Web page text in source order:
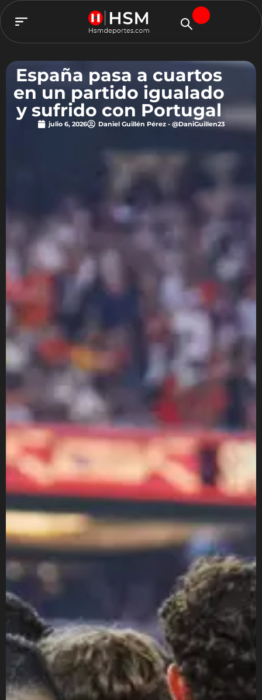
España pasa a cuartos
en un partido igualado
y sufrido con Portugal
julio 6, 2026 Daniel Guillén Pérez - @DaniGuillen23